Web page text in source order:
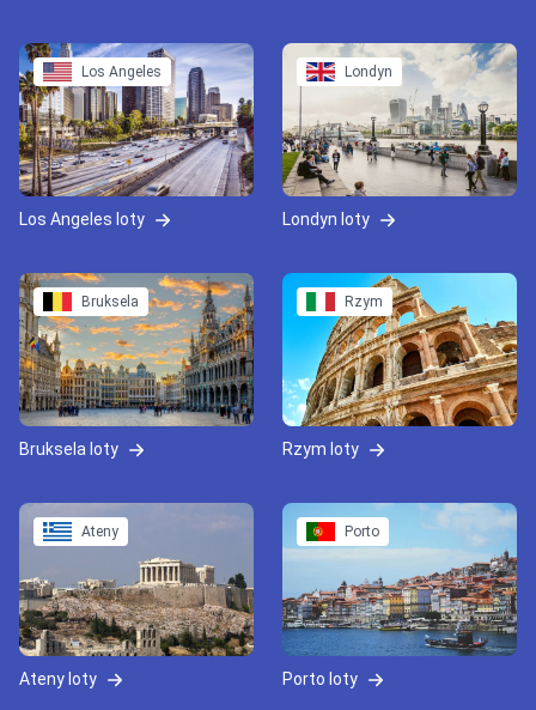
Los Angeles
Los Angeles loty
Londyn
Londyn loty
Bruksela
Bruksela loty
Rzym
Rzym loty
Ateny
Ateny loty
Porto
Porto loty